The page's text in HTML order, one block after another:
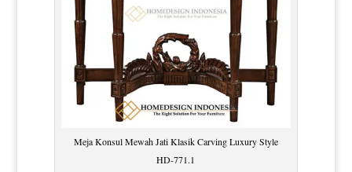
Meja Konsul Mewah Jati Klasik Carving Luxury Style
HD-771.1